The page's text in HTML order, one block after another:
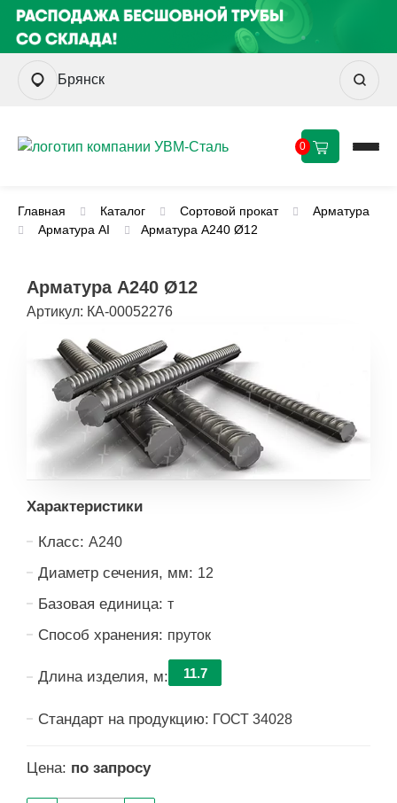
Брянск
0
Главная Каталог Сортовой прокат
Арматура
Арматура AI
Арматура А240 Ø12
Арматура А240 Ø12
Артикул: КА-00052276
Характеристики
Класс: А240
Диаметр сечения, мм: 12
Базовая единица: т
Способ хранения: пруток
Длина изделия, м: 11.7
Стандарт на продукцию: ГОСТ 34028
Цена: по запросу